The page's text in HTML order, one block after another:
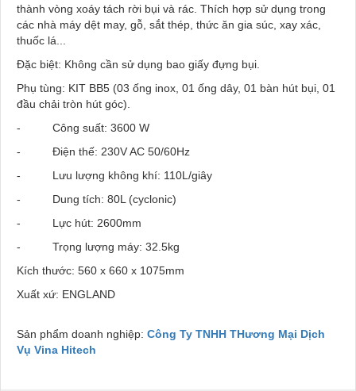
thành vòng xoáy tách rời bụi và rác. Thích hợp sử dụng trong
các nhà máy dệt may, gỗ, sắt thép, thức ăn gia súc, xay xác,
thuốc lá...
Đặc biệt: Không cần sử dụng bao giấy đựng bụi.
Phụ tùng: KIT BB5 (03 ống inox, 01 ống dây, 01 bàn hút bụi, 01
đầu chải tròn hút góc).
- Công suất: 3600 W
- Điện thế: 230V AC 50/60Hz
- Lưu lượng không khí: 110L/giây
- Dung tích: 80L (cyclonic)
- Lực hút: 2600mm
- Trọng lượng máy: 32.5kg
Kích thước: 560 x 660 x 1075mm
Xuất xứ: ENGLAND
Sản phẩm doanh nghiệp: Công Ty TNHH THương Mại Dịch
Vụ Vina Hitech